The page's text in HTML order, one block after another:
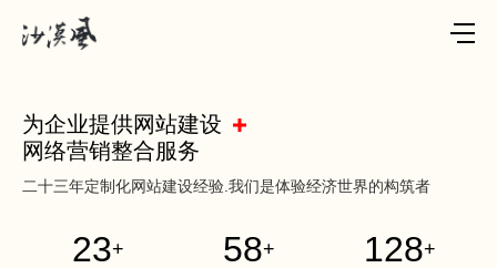
为企业提供网站建设
网络营销整合服务
二十三年定制化网站建设经验.我们是体验经济世界的构筑者
23+ 58+ 128+